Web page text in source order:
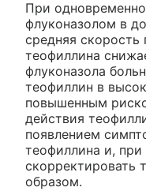
При
флуконазолом в
средняя скорость
теофиллина
флуконазола
теофиллин в
повышенным
действия
появлением
теофиллина и,
скорректировать
образом.